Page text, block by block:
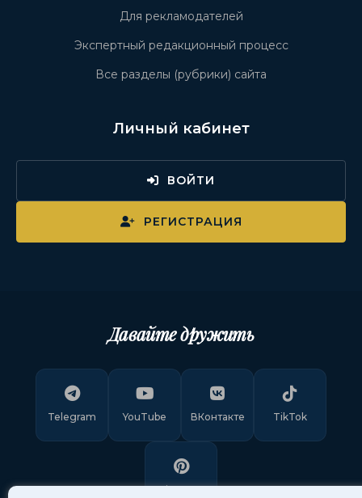
Для рекламодателей
Экспертный редакционный процесс
Все разделы (рубрики) сайта
Личный кабинет
ВОЙТИ
РЕГИСТРАЦИЯ
Давайте дружить
Telegram YouTube ВКонтакте TikTok
Pinterest